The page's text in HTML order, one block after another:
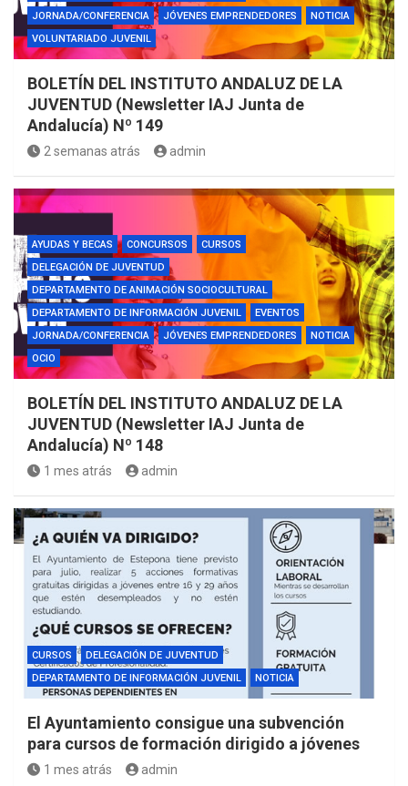
JORNADA/CONFERENCIA
JÓVENES EMPRENDEDORES
NOTICIA
VOLUNTARIADO JUVENIL
BOLETÍN DEL INSTITUTO ANDALUZ DE LA
JUVENTUD (Newsletter IAJ Junta de
Andalucía) Nº 149
2 semanas atrás admin
AYUDAS Y BECAS CONCURSOS
CURSOS
DELEGACIÓN DE JUVENTUD
DEPARTAMENTO DE ANIMACIÓN SOCIOCULTURAL
DEPARTAMENTO DE INFORMACIÓN JUVENIL
EVENTOS
JORNADA/CONFERENCIA
JÓVENES EMPRENDEDORES
NOTICIA
OCIO
BOLETÍN DEL INSTITUTO ANDALUZ DE LA
JUVENTUD (Newsletter IAJ Junta de
Andalucía) Nº 148
1 mes atrás admin
CURSOS
DELEGACIÓN DE JUVENTUD
DEPARTAMENTO DE INFORMACIÓN JUVENIL
NOTICIA
El Ayuntamiento consigue una subvención
para cursos de formación dirigido a jóvenes
1 mes atrás admin